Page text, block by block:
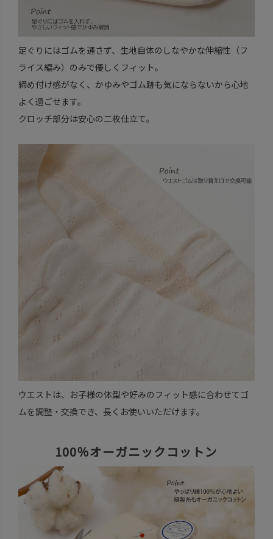
足ぐりにはゴムを通さず、生地自体のしなやかな伸縮性（フ
ライス編み）のみで優しくフィット。
締め付け感がなく、かゆみやゴム跡も気にならないから心地
よく過ごせます。
クロッチ部分は安心の二枚仕立て。
ウエストは、お子様の体型や好みのフィット感に合わせてゴ
ムを調整・交換でき、長くお使いいただけます。
100％オーガニックコットン